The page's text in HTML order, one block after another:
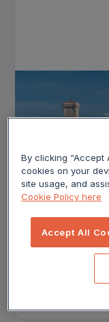
BLOG
COVID-
impacto
noviembre
crecimiento
By clicking “Accept
cookies on your
site usage, and
Cookie Policy here
Accept All